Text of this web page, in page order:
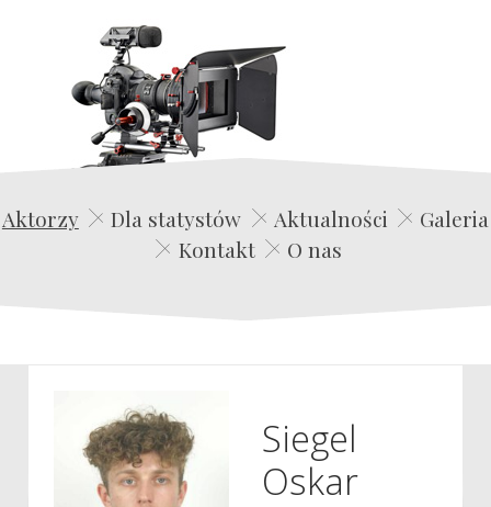
Edwin Film Agencja Aktorska
Aktorzy Dla statystów Aktualności
Galeria
Kontakt
O nas
Siegel
Oskar